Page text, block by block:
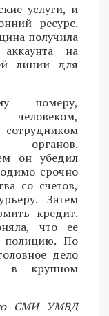
услуги, и
ресурс.
получила
на
линии для
номеру,
органов.
он убедил
срочно
со счетов,
Затем
кредит.
что ее
полицию. По
дело
в крупном
со СМИ УМВД